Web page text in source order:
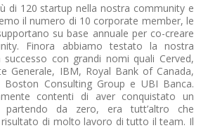
di 120 startup nella nostra community e
il numero di 10 corporate member, le
su base annuale per co-creare
Finora abbiamo testato la nostra
con grandi nomi quali Cerved,
Generale, IBM, Royal Bank of Canada,
Boston Consulting Group e UBI Banca.
contenti di aver conquistato un
partendo da zero, era tutt’altro che
di molto lavoro di tutto il team. Il